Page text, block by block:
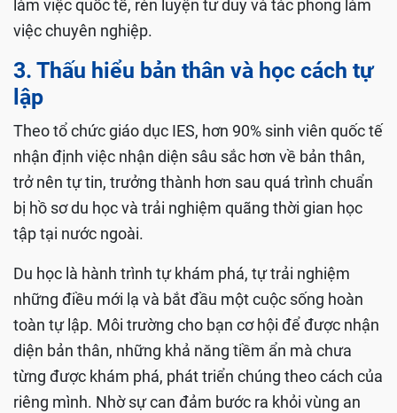
làm việc quốc tế, rèn luyện tư duy và tác phong làm
việc chuyên nghiệp.
3. Thấu hiểu bản thân và học cách tự
lập
Theo tổ chức giáo dục IES, hơn 90% sinh viên quốc tế
nhận định việc nhận diện sâu sắc hơn về bản thân,
trở nên tự tin, trưởng thành hơn sau quá trình chuẩn
bị hồ sơ du học và trải nghiệm quãng thời gian học
tập tại nước ngoài.
Du học là hành trình tự khám phá, tự trải nghiệm
những điều mới lạ và bắt đầu một cuộc sống hoàn
toàn tự lập. Môi trường cho bạn cơ hội để được nhận
diện bản thân, những khả năng tiềm ẩn mà chưa
từng được khám phá, phát triển chúng theo cách của
riêng mình. Nhờ sự can đảm bước ra khỏi vùng an